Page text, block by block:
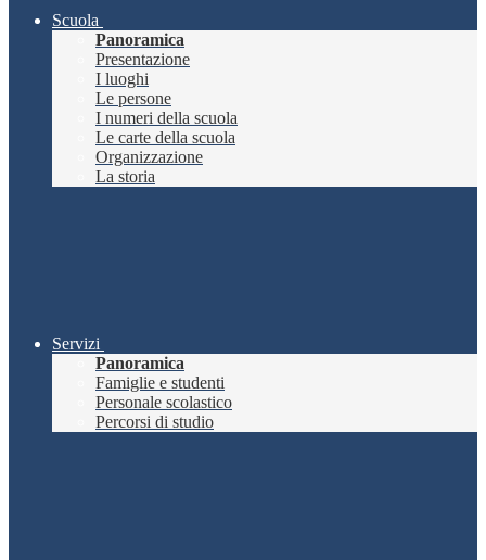
Scuola
Panoramica
Presentazione
I luoghi
Le persone
I numeri della scuola
Le carte della scuola
Organizzazione
La storia
Servizi
Panoramica
Famiglie e studenti
Personale scolastico
Percorsi di studio